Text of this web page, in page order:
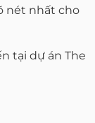
nét nhất cho
tại dự án The